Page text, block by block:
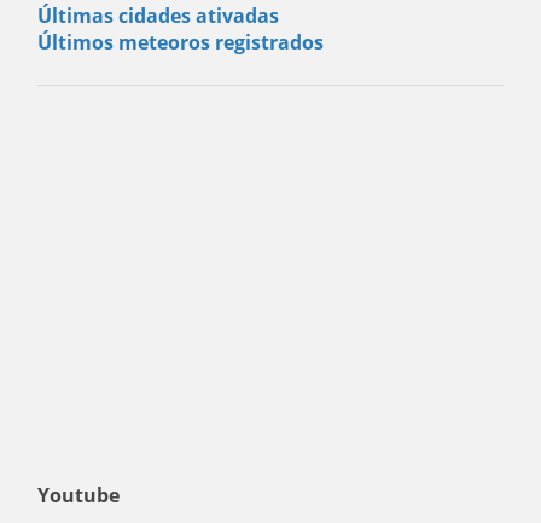
Últimas cidades ativadas
Últimos meteoros registrados
Youtube